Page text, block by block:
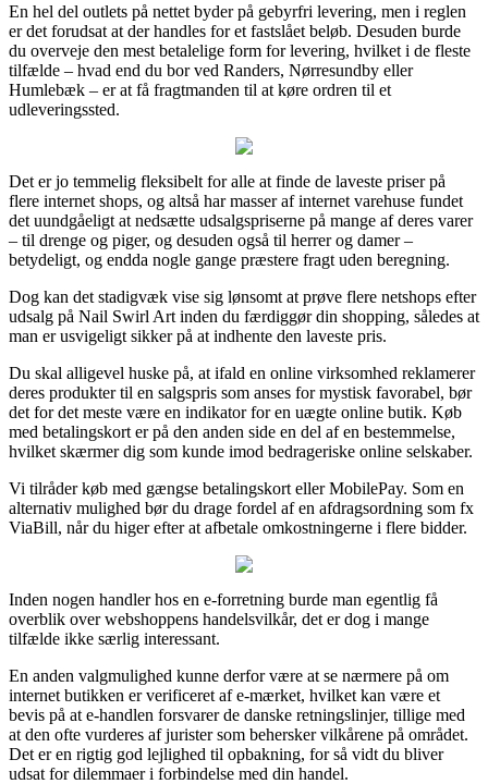
En hel del outlets på nettet byder på gebyrfri levering, men i reglen
er det forudsat at der handles for et fastslået beløb. Desuden burde
du overveje den mest betalelige form for levering, hvilket i de fleste
tilfælde – hvad end du bor ved Randers, Nørresundby eller
Humlebæk – er at få fragtmanden til at køre ordren til et
udleveringssted.
Det er jo temmelig fleksibelt for alle at finde de laveste priser på
flere internet shops, og altså har masser af internet varehuse fundet
det uundgåeligt at nedsætte udsalgspriserne på mange af deres varer
– til drenge og piger, og desuden også til herrer og damer –
betydeligt, og endda nogle gange præstere fragt uden beregning.
Dog kan det stadigvæk vise sig lønsomt at prøve flere netshops efter
udsalg på Nail Swirl Art inden du færdiggør din shopping, således at
man er usvigeligt sikker på at indhente den laveste pris.
Du skal alligevel huske på, at ifald en online virksomhed reklamerer
deres produkter til en salgspris som anses for mystisk favorabel, bør
det for det meste være en indikator for en uægte online butik. Køb
med betalingskort er på den anden side en del af en bestemmelse,
hvilket skærmer dig som kunde imod bedrageriske online selskaber.
Vi tilråder køb med gængse betalingskort eller MobilePay. Som en
alternativ mulighed bør du drage fordel af en afdragsordning som fx
ViaBill, når du higer efter at afbetale omkostningerne i flere bidder.
Inden nogen handler hos en e-forretning burde man egentlig få
overblik over webshoppens handelsvilkår, det er dog i mange
tilfælde ikke særlig interessant.
En anden valgmulighed kunne derfor være at se nærmere på om
internet butikken er verificeret af e-mærket, hvilket kan være et
bevis på at e-handlen forsvarer de danske retningslinjer, tillige med
at den ofte vurderes af jurister som behersker vilkårene på området.
Det er en rigtig god lejlighed til opbakning, for så vidt du bliver
udsat for dilemmaer i forbindelse med din handel.